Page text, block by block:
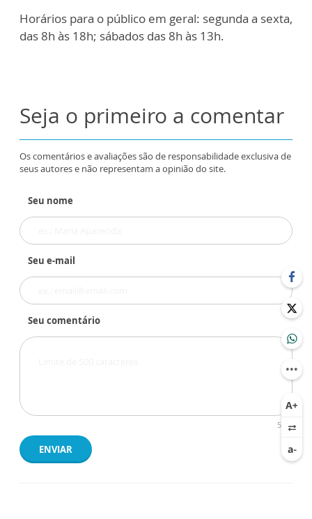
Horários para o público em geral: segunda a sexta,
das 8h às 18h; sábados das 8h às 13h.
Seja o primeiro a comentar
Os comentários e avaliações são de responsabilidade exclusiva de
seus autores e não representam a opinião do site.
Seu nome
Seu e-mail
Seu comentário
500
ENVIAR